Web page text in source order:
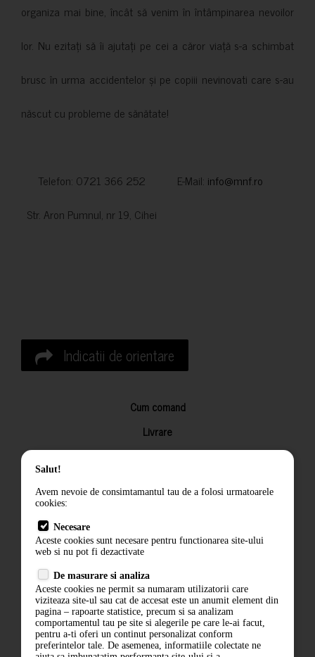
organiza mai bine, încât să venim în întâmpinarea nevoilor
lor. Nu ezitați să îi ajutați pe cei a căror viață s-a schimbat
brusc în urma accidentelor și pe copiii nevinovati care s-au
născut cu probleme de sănătate!
Telefon: 0721 366 252 E-Mail: info@mnf.ro
Str. Aron Pumnul, nr 19, Cihei
Indicatii de orientare
Cum comand
Livrare
Returnarea produselor
Termeni si conditii
Politica de confidentialitate
ANPC
Salut!
Avem nevoie de consimtamantul tau de a folosi urmatoarele
cookies:
Necesare
Aceste cookies sunt necesare pentru functionarea site-ului
web si nu pot fi dezactivate
De masurare si analiza
Aceste cookies ne permit sa numaram utilizatorii care
viziteaza site-ul sau cat de accesat este un anumit element din
pagina – rapoarte statistice, precum si sa analizam
comportamentul tau pe site si alegerile pe care le-ai facut,
pentru a-ti oferi un continut personalizat conform
preferintelor tale. De asemenea, informatiile colectate ne